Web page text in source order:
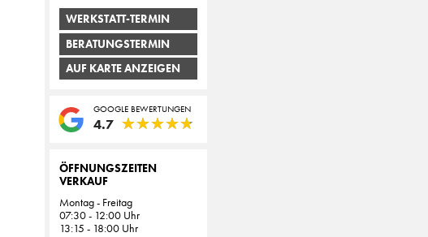
WERKSTATT-TERMIN
BERATUNGSTERMIN
AUF KARTE ANZEIGEN
GOOGLE BEWERTUNGEN
4.7 ★★★★★
★★★★★
ÖFFNUNGSZEITEN
VERKAUF
Montag - Freitag
07:30 - 12:00 Uhr
13:15 - 18:00 Uhr